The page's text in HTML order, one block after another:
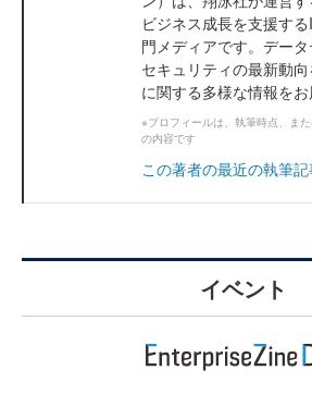
ビジネス成長を支援す
門メディアです。デー
セキュリティの最新動
に関する多様な情報をお
※プロフィールは、執筆時点、ま
の内容です
この著者の最近の執筆
イベント